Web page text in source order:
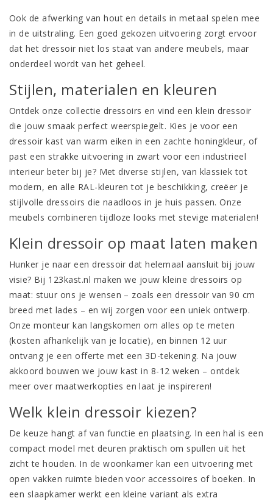
Ook de afwerking van hout en details in metaal spelen mee
in de uitstraling. Een goed gekozen uitvoering zorgt ervoor
dat het dressoir niet los staat van andere meubels, maar
onderdeel wordt van het geheel.
Stijlen, materialen en kleuren
Ontdek onze collectie dressoirs en vind een klein dressoir
die jouw smaak perfect weerspiegelt. Kies je voor een
dressoir kast van warm eiken in een zachte honingkleur, of
past een strakke uitvoering in zwart voor een industrieel
interieur beter bij je? Met diverse stijlen, van klassiek tot
modern, en alle RAL-kleuren tot je beschikking, creëer je
stijlvolle dressoirs die naadloos in je huis passen. Onze
meubels combineren tijdloze looks met stevige materialen!
Klein dressoir op maat laten maken
Hunker je naar een dressoir dat helemaal aansluit bij jouw
visie? Bij 123kast.nl maken we jouw kleine dressoirs op
maat: stuur ons je wensen – zoals een dressoir van 90 cm
breed met lades – en wij zorgen voor een uniek ontwerp.
Onze monteur kan langskomen om alles op te meten
(kosten afhankelijk van je locatie), en binnen 12 uur
ontvang je een offerte met een 3D-tekening. Na jouw
akkoord bouwen we jouw kast in 8-12 weken – ontdek
meer over maatwerkopties en laat je inspireren!
Welk klein dressoir kiezen?
De keuze hangt af van functie en plaatsing. In een hal is een
compact model met deuren praktisch om spullen uit het
zicht te houden. In de woonkamer kan een uitvoering met
open vakken ruimte bieden voor accessoires of boeken. In
een slaapkamer werkt een kleine variant als extra